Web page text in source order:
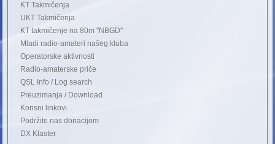
KT Takmičenja
UKT Takmičenja
KT takmičenje na 80m "NBGD"
Mladi radio-amateri našeg kluba
Operatorske aktivnosti
Radio-amaterske priče
QSL Info / Log search
Preuzimanja / Download
Korisni linkovi
Podržite nas donacijom
DX Klaster